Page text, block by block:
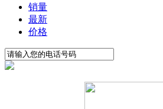
销量
最新
价格